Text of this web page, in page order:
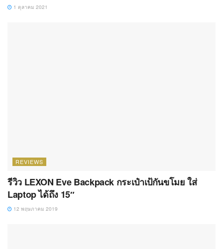
1 ตุลาคม 2021
REVIEWS
รีวิว LEXON Eve Backpack กระเป๋าเป้กันขโมย ใส่
Laptop ได้ถึง 15″
12 พฤษภาคม 2019